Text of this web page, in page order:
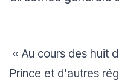
« Au cours des huit
Prince et d'autres